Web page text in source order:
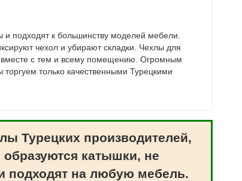
и подходят к большинству моделей мебели.
чехол и убирают складки. Чехлы для
с тем и всему помещению. Огромным
только качественными Турецкими
Турецких производителей,
катышки, не
подходят на любую мебель.